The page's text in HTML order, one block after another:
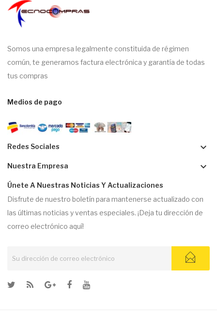
Somos una empresa legalmente constituida de régimen
común, te generamos factura electrónica y garantía de todas
tus compras
Medios de pago
Redes Sociales keyboard_arrow_down
Nuestra Empresa keyboard_arrow_down
Únete A Nuestras Noticias Y Actualizaciones
Disfrute de nuestro boletín para mantenerse actualizado con
las últimas noticias y ventas especiales. ¡Deja tu dirección de
correo electrónico aquí!